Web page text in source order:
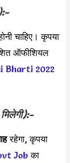
चाहिए। कृपया
ऑफीशियल
Bharti 2022
रहेगा, कृपया
Jobका